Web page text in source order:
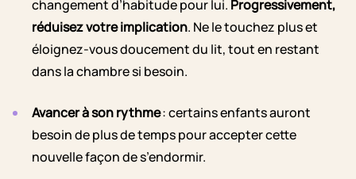
changement d’habitude pour lui. Progressivement,
réduisez votre implication. Ne le touchez plus et
éloignez-vous doucement du lit, tout en restant
dans la chambre si besoin.
Avancer à son rythme: certains enfants auront
besoin de plus de temps pour accepter cette
nouvelle façon de s’endormir.